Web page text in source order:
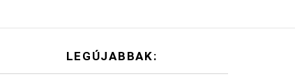
LEGÚJABBAK: